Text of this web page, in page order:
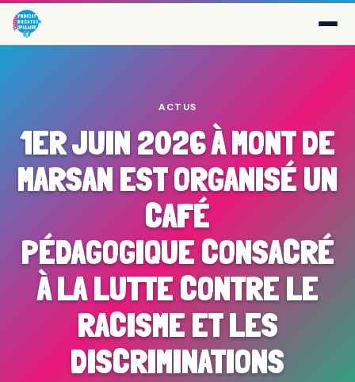
ACTUS
1ER JUIN 2026 À MONT DE
MARSAN EST ORGANISÉ UN
CAFÉ
PÉDAGOGIQUE CONSACRÉ
À LA LUTTE CONTRE LE
RACISME ET LES
DISCRIMINATIONS